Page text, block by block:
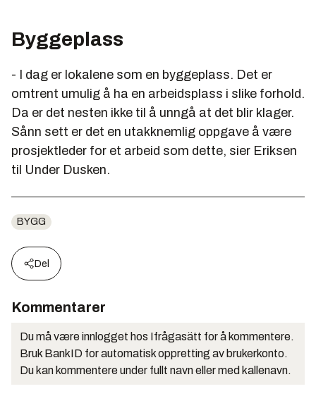
Byggeplass
- I dag er lokalene som en byggeplass. Det er
omtrent umulig å ha en arbeidsplass i slike forhold.
Da er det nesten ikke til å unngå at det blir klager.
Sånn sett er det en utakknemlig oppgave å være
prosjektleder for et arbeid som dette, sier Eriksen
til Under Dusken.
BYGG
Del
Kommentarer
Du må være innlogget hos Ifrågasätt for å kommentere.
Bruk BankID for automatisk oppretting av brukerkonto.
Du kan kommentere under fullt navn eller med kallenavn.